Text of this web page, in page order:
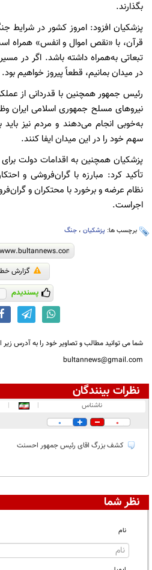
بگذارند.
پزشکیان افزود: امروز کشور در شرایط
قرآن، با «نقص اموال و انفس» همراه
تبعاتی به‌همراه داشته باشد. اگر در
در میدان بمانیم، قطعاً پیروز خواهیم بود.
رئیس جمهور همچنین با قدردانی از
نیروهای مسلح جمهوری اسلامی ایران
به‌خوبی انجام می‌دهند و مردم نیز
سهم خود را در این میدان ایفا کنند.
پزشکیان همچنین به اقدامات دولت برای
تأکید کرد: مبارزه با گران‌فروشی و
نظام عرضه و برخورد با محتکران و
اجراست.
برچسب ها: پزشکیان ، جنگ
گزارش
پسندیدم
شما می توانید مطالب و تصاویر خود را به آدرس زیر
bultannews@gmail.com
نظرات بینندگان
در انتظار بررسی:
ناشناس |
|
0
0
کشف بزرگ اقای رئیس جمهور احسنت
نظر شما
نام